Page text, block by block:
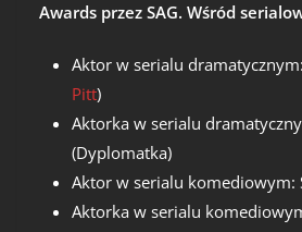
Awards przez SAG. Wśród
Aktor w serialu
Pitt)
Aktorka w serialu
(Dyplomatka)
Aktor w serialu komediowym:
Aktorka w serialu